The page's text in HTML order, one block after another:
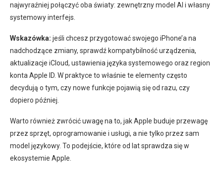
najwyraźniej połączyć oba światy: zewnętrzny model AI i własny
systemowy interfejs.
Wskazówka: jeśli chcesz przygotować swojego iPhone’a na
nadchodzące zmiany, sprawdź kompatybilność urządzenia,
aktualizacje iCloud, ustawienia języka systemowego oraz region
konta Apple ID. W praktyce to właśnie te elementy często
decydują o tym, czy nowe funkcje pojawią się od razu, czy
dopiero później.
Warto również zwrócić uwagę na to, jak Apple buduje przewagę
przez sprzęt, oprogramowanie i usługi, a nie tylko przez sam
model językowy. To podejście, które od lat sprawdza się w
ekosystemie Apple.